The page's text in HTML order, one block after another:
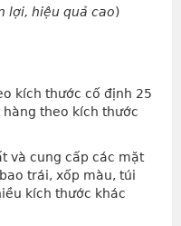
lợi, hiệu quả cao)
kích thước cố định 25
theo kích thước
và cung cấp các mặt
trái, xốp màu, túi
kích thước khác